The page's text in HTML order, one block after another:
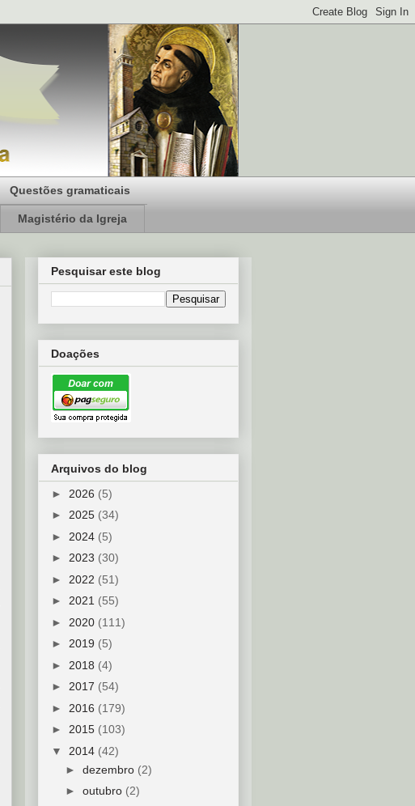
Questões gramaticais
Magistério da Igreja
Pesquisar este blog
Doações
Arquivos do blog
► 2026 (5)
► 2025 (34)
► 2024 (5)
► 2023 (30)
► 2022 (51)
► 2021 (55)
► 2020 (111)
► 2019 (5)
► 2018 (4)
► 2017 (54)
► 2016 (179)
► 2015 (103)
▼ 2014 (42)
► dezembro (2)
► outubro (2)